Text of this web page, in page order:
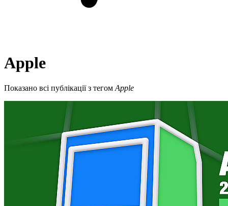
Apple
Показано всі публікації з тегом Apple